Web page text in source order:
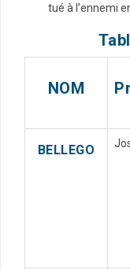
tué à l’ennemi
NOM
BELLEGO